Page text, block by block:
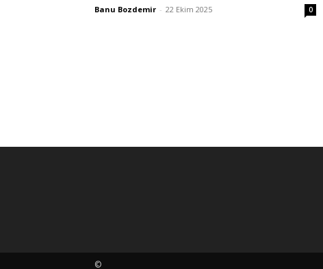
Banu Bozdemir - 22 Ekim 2025 0
©